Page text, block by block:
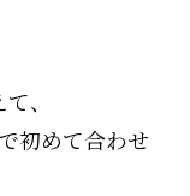
、
初めて合わせ